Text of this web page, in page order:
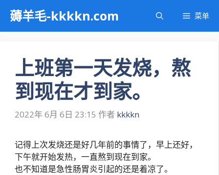
内
薅羊毛-kkkkn.com 菜单
上班第一天发烧，熬
到现在才到家。
2022年 6月 6日 23:15 作者 kkkkn
记得上次发烧还是好几年前的事情了，早上还好，
下午就开始发热，一直熬到现在到家。
也不知道是急性肠胃炎引起的还是着凉了。